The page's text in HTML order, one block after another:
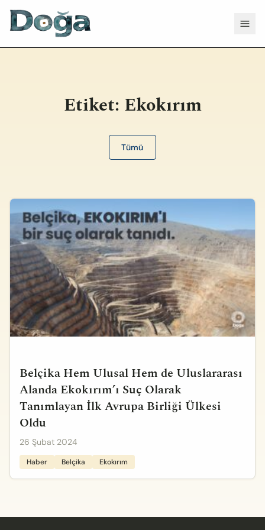
Etiket: Ekokırım
Tümü
Belçika Hem Ulusal Hem de Uluslararası
Alanda Ekokırım’ı Suç Olarak
Tanımlayan İlk Avrupa Birliği Ülkesi
Oldu
26 Şubat 2024
Haber Belçika Ekokırım